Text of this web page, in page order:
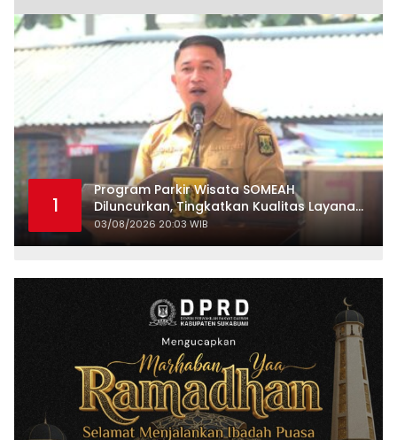
1
Program Parkir Wisata SOMEAH
Diluncurkan, Tingkatkan Kualitas Layanan
Kepariwisataan
03/08/2026 20:03 WIB